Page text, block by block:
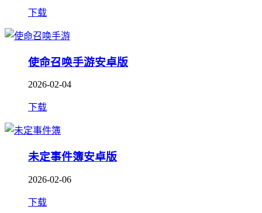
下载
使命召唤手游安卓版
2026-02-04
下载
未定事件簿安卓版
2026-02-06
下载